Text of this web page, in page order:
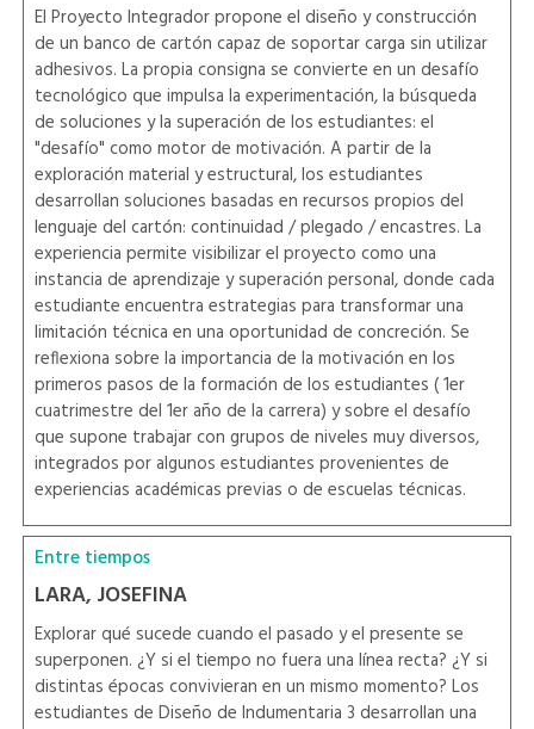
El Proyecto Integrador propone el diseño y construcción
de un banco de cartón capaz de soportar carga sin utilizar
adhesivos. La propia consigna se convierte en un desafío
tecnológico que impulsa la experimentación, la búsqueda
de soluciones y la superación de los estudiantes: el
"desafío" como motor de motivación. A partir de la
exploración material y estructural, los estudiantes
desarrollan soluciones basadas en recursos propios del
lenguaje del cartón: continuidad / plegado / encastres. La
experiencia permite visibilizar el proyecto como una
instancia de aprendizaje y superación personal, donde cada
estudiante encuentra estrategias para transformar una
limitación técnica en una oportunidad de concreción. Se
reflexiona sobre la importancia de la motivación en los
primeros pasos de la formación de los estudiantes ( 1er
cuatrimestre del 1er año de la carrera) y sobre el desafío
que supone trabajar con grupos de niveles muy diversos,
integrados por algunos estudiantes provenientes de
experiencias académicas previas o de escuelas técnicas.
Entre tiempos
LARA, JOSEFINA
Explorar qué sucede cuando el pasado y el presente se
superponen. ¿Y si el tiempo no fuera una línea recta? ¿Y si
distintas épocas convivieran en un mismo momento? Los
estudiantes de Diseño de Indumentaria 3 desarrollan una